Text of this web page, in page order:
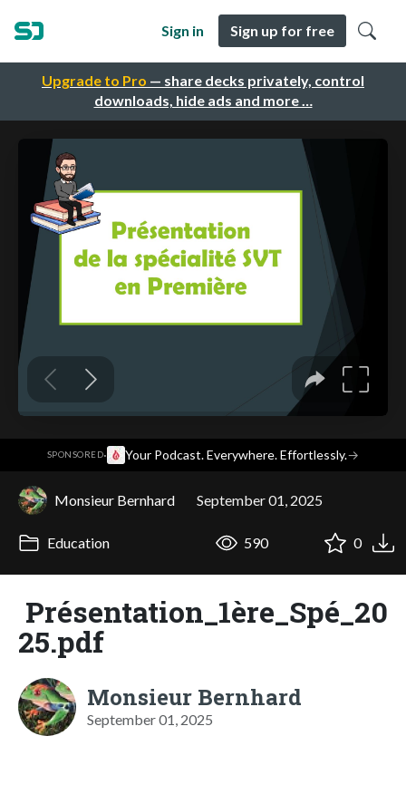
Upgrade to Pro — share decks privately, control
downloads, hide ads and more …
Sign in Sign up for free
SPONSORED· Your Podcast. Everywhere. Effortlessly.→
Monsieur Bernhard September 01, 2025
Education 590 0
Présentation_1ère_Spé_20
25.pdf
Monsieur Bernhard
September 01, 2025